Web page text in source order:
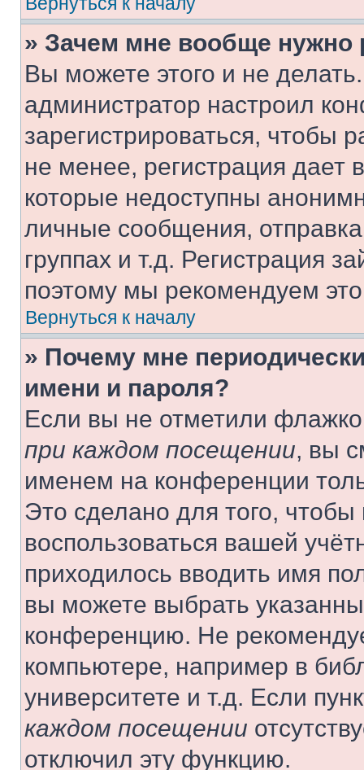
» Зачем мне вообще нужно
Вы можете этого и не
администратор настроил
зарегистрироваться, чтобы
не менее, регистрация
которые недоступны
личные сообщения,
группах и т.д. Регистрация
поэтому мы рекомендуем
Вернуться к началу
» Почему мне
имени и пароля?
Если вы не отметили
при каждом посещении, вы
именем на конференции
Это сделано для того, чтобы
воспользоваться вашей
приходилось вводить имя
вы можете выбрать
конференцию. Не
компьютере, например в
университете и т.д. Если
каждом посещении
отключил эту функцию.